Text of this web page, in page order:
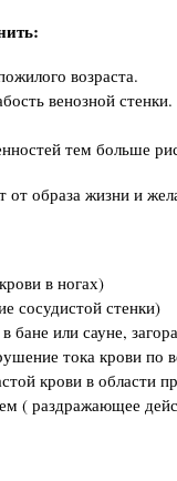
возраста.
венозной стенки.
тем больше
образа жизни и
в ногах)
сосудистой стенки)
или сауне,
тока крови по
крови в области
( раздражающее